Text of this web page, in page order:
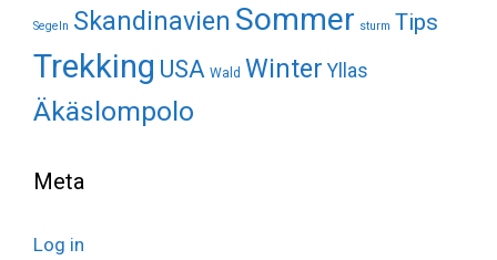
Segeln Skandinavien Sommer sturm Tips
Trekking USA Wald Winter Yllas
Äkäslompolo
Meta
Log in